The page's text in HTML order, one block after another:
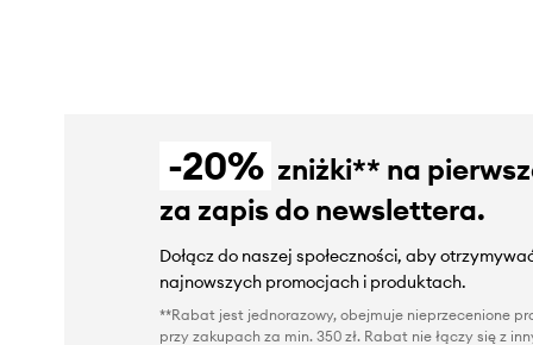
-20% zniżki** na
za zapis do newslettera.
Dołącz do naszej społeczności, aby
najnowszych promocjach i produktach.
**Rabat jest jednorazowy, obejmuje nieprzecenione
przy zakupach za min. 350 zł. Rabat nie łączy się z